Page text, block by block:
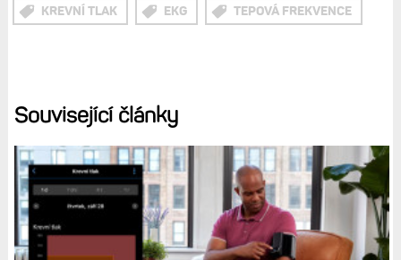
KREVNÍ TLAK EKG TEPOVÁ FREKVENCE